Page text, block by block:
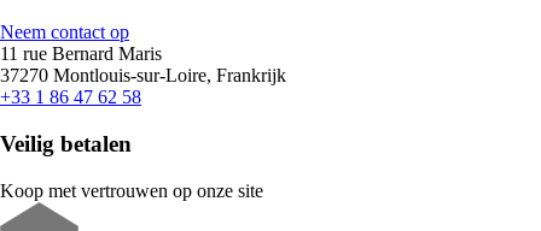
Neem contact op
11 rue Bernard Maris
37270 Montlouis-sur-Loire, Frankrijk
+33 1 86 47 62 58
Veilig betalen
Koop met vertrouwen op onze site